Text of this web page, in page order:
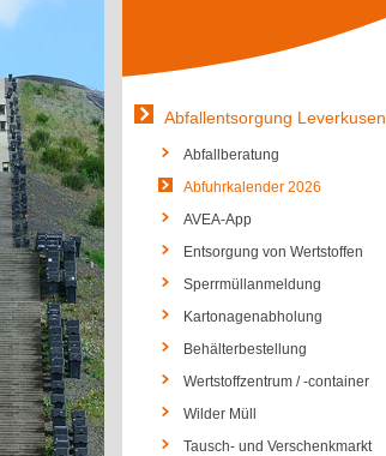
Abfallentsorgung Leverkusen
Abfallberatung
Abfuhrkalender 2026
AVEA-App
Entsorgung von Wertstoffen
Sperrmüllanmeldung
Kartonagenabholung
Behälterbestellung
Wertstoffzentrum / -container
Wilder Müll
Tausch- und Verschenkmarkt